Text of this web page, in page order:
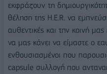
εκφράζουν τη
θέληση της H.E.R. να
αυθεντικές και την κοινή
να μας κάνει να είμαστε ο
ενθουσιασμένοι που
capsule συλλογή που